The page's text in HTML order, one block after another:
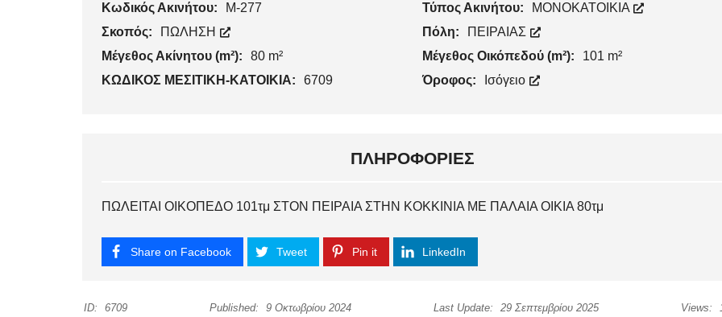
Κωδικός Ακινήτου: Μ-277 Τύπος Ακινήτου:
ΜΟΝΟΚΑΤΟΙΚΙΑ
Σκοπός:
ΠΩΛΗΣΗ Πόλη:
ΠΕΙΡΑΙΑΣ
Μέγεθος Ακίνητου (m²):
80 m² Μέγεθος Οικόπεδού (m²):
101 m²
ΚΩΔΙΚΟΣ ΜΕΣΙΤΙΚΗ-ΚΑΤΟΙΚΙΑ:
6709 Όροφος: Ισόγειο
ΠΛΗΡΟΦΟΡΊΕΣ
ΠΩΛΕΙΤΑΙ ΟΙΚΟΠΕΔΟ 101τμ ΣΤΟΝ ΠΕΙΡΑΙΑ ΣΤΗΝ ΚΟΚΚΙΝΙΑ ΜΕ ΠΑΛΑΙΑ ΟΙΚΙΑ 80τμ
Share on Facebook Tweet Pin it LinkedIn
ID: 6709 Published: 9 Οκτωβρίου 2024 Last Update: 29 Σεπτεμβρίου 2025 Views: